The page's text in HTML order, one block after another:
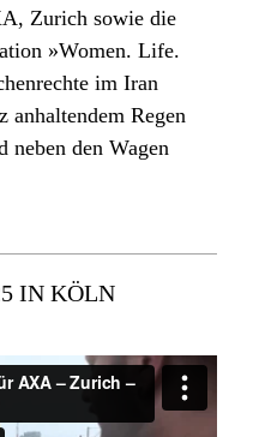
Zurich sowie die
»Women. Life.
im Iran
anhaltendem Regen
neben den Wagen
IN KÖLN